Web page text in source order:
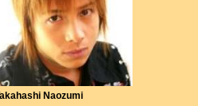
Naozumi